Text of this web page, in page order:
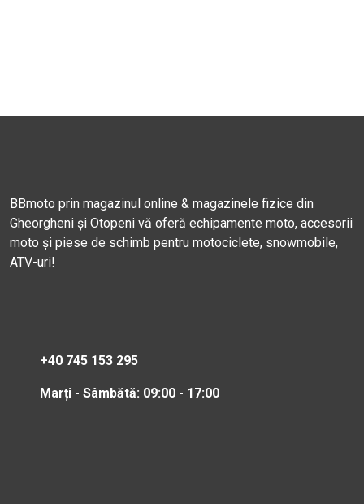
BBmoto prin magazinul online & magazinele fizice din
Gheorgheni și Otopeni vă oferă echipamente moto, accesorii
moto și piese de schimb pentru motociclete, snowmobile,
ATV-uri!
+40 745 153 295
Marți - Sâmbătă: 09:00 - 17:00